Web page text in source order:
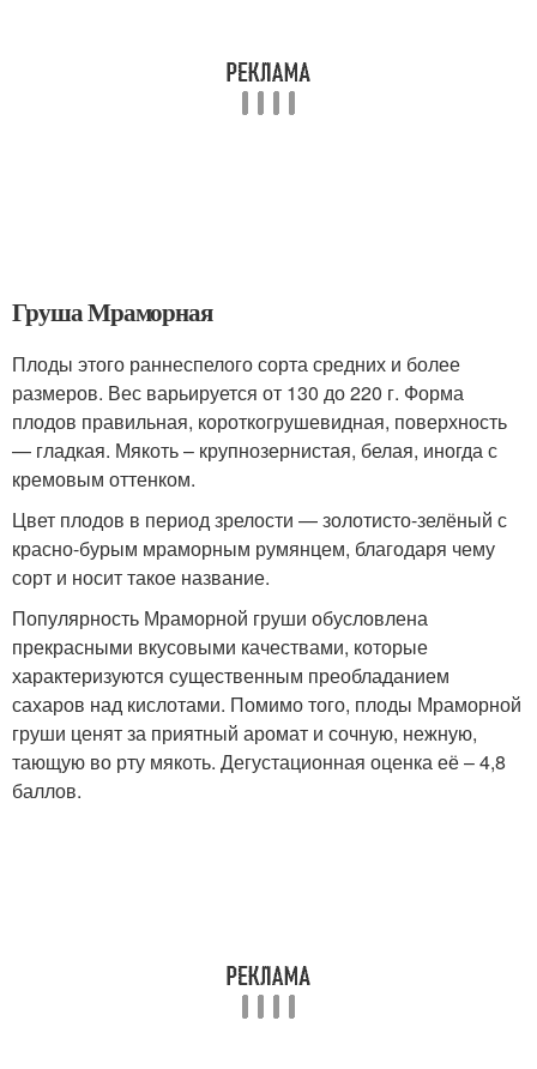
Груша Мраморная
Плоды этого раннеспелого сорта средних и более
размеров. Вес варьируется от 130 до 220 г. Форма
плодов правильная, короткогрушевидная, поверхность
— гладкая. Мякоть – крупнозернистая, белая, иногда с
кремовым оттенком.
Цвет плодов в период зрелости — золотисто-зелёный с
красно-бурым мраморным румянцем, благодаря чему
сорт и носит такое название.
Популярность Мраморной груши обусловлена
прекрасными вкусовыми качествами, которые
характеризуются существенным преобладанием
сахаров над кислотами. Помимо того, плоды Мраморной
груши ценят за приятный аромат и сочную, нежную,
тающую во рту мякоть. Дегустационная оценка её – 4,8
баллов.